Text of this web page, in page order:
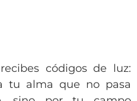
códigos de luz:
tu alma que no pasa